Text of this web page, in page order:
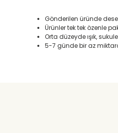
Gönderilen üründe
Ürünler tek tek özenle
Orta düzeyde ışık,
5-7 günde bir az